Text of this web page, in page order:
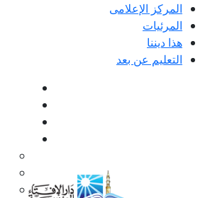
المركز الإعلامى
المرئيات
هذا ديننا
التعليم عن بعد